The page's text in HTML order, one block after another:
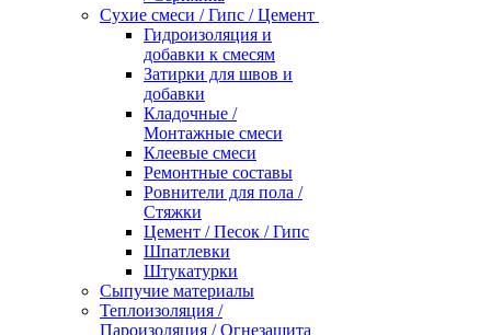
Сухие смеси / Гипс / Цемент
Гидроизоляция и
добавки к смесям
Затирки для швов и
добавки
Кладочные /
Монтажные смеси
Клеевые смеси
Ремонтные составы
Ровнители для пола /
Стяжки
Цемент / Песок / Гипс
Шпатлевки
Штукатурки
Сыпучие материалы
Теплоизоляция /
Пароизоляция / Огнезащита